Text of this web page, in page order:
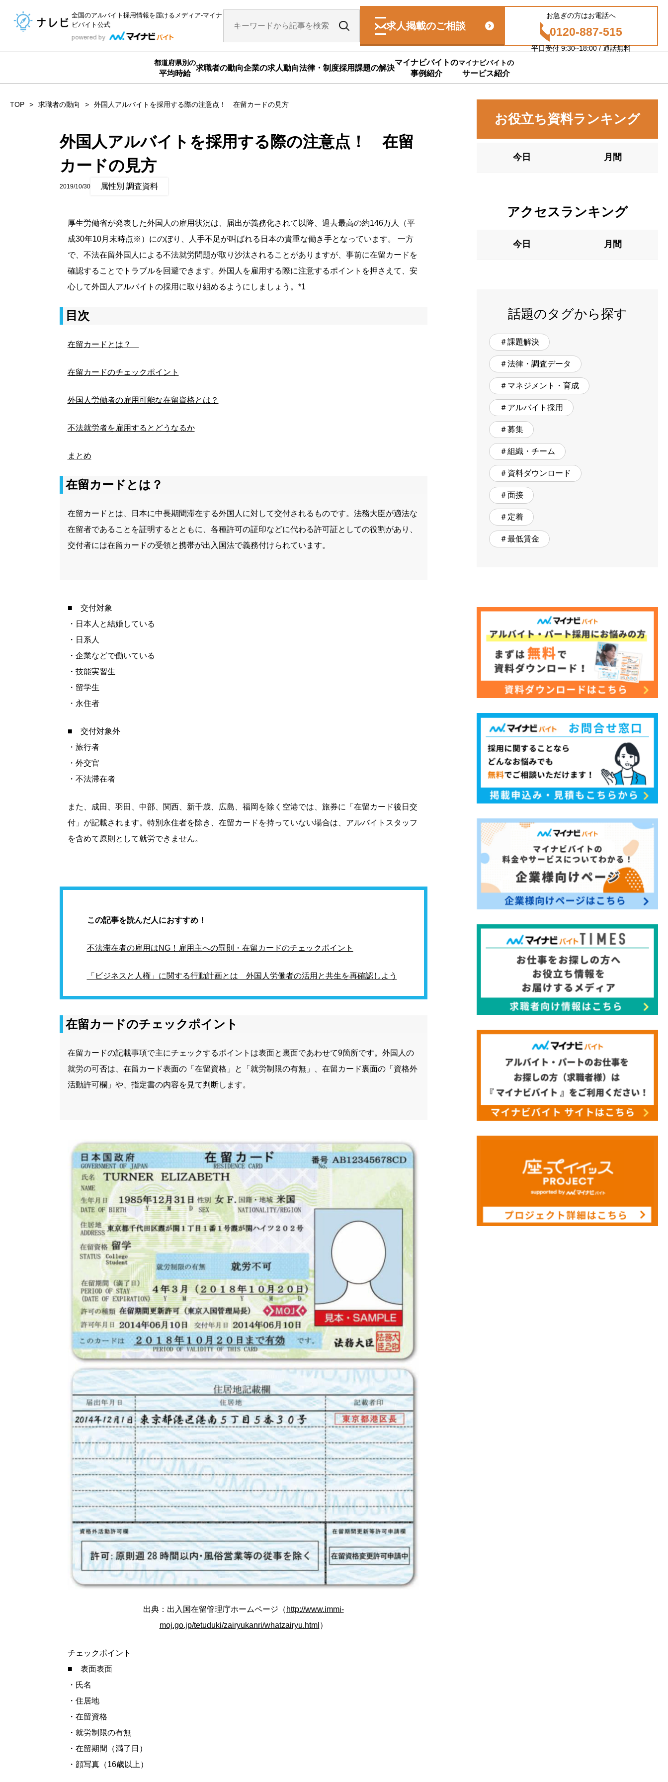
全国のアルバイト採用情報を届ける メディア-マイナ
ビバイト公式
求人掲載のご相談
お急ぎの方はお電話へ
0120-887-515
平日受付 9:30~18:00 / 通話無料
都道府県別の
平均時給
求職者の動向企業の求人動向法律・制度採用課題の解決
マイナビバイトの
事例紹介
マイナビバイトの
サービス紹介
TOP 求職者の動向 外国人アルバイトを採用する際の注意点！ 在留カードの見方
外国人アルバイトを採用する際の注意点！ 在留
カードの見方
2019/10/30 属性別 調査資料
厚生労働省が発表した外国人の雇用状況は、届出が義務化されて以降、過去最高の約146万人（平
成30年10月末時点※）にのぼり、人手不足が叫ばれる日本の貴重な働き手となっています。 一方
で、不法在留外国人による不法就労問題が取り沙汰されることがありますが、事前に在留カードを
確認することでトラブルを回避できます。外国人を雇用する際に注意するポイントを押さえて、安
心して外国人アルバイトの採用に取り組めるようにしましょう。*1
目次
在留カードとは？
在留カードのチェックポイント
外国人労働者の雇用可能な在留資格とは？
不法就労者を雇用するとどうなるか
まとめ
在留カードとは？
在留カードとは、日本に中長期間滞在する外国人に対して交付されるものです。法務大臣が適法な
在留者であることを証明するとともに、各種許可の証印などに代わる許可証としての役割があり、
交付者には在留カードの受領と携帯が出入国法で義務付けられています。
■ 交付対象
・日本人と結婚している
・日系人
・企業などで働いている
・技能実習生
・留学生
・永住者
■ 交付対象外
・旅行者
・外交官
・不法滞在者
また、成田、羽田、中部、関西、新千歳、広島、福岡を除く空港では、旅券に「在留カード後日交
付」が記載されます。特別永住者を除き、在留カードを持っていない場合は、アルバイトスタッフ
を含めて原則として就労できません。
この記事を読んだ人におすすめ！
不法滞在者の雇用はNG！雇用主への罰則・在留カードのチェックポイント
「ビジネスと人権」に関する行動計画とは 外国人労働者の活用と共生を再確認しよう
在留カードのチェックポイント
在留カードの記載事項で主にチェックするポイントは表面と裏面であわせて9箇所です。外国人の
就労の可否は、在留カード表面の「在留資格」と「就労制限の有無」、在留カード裏面の「資格外
活動許可欄」や、指定書の内容を見て判断します。
出典：出入国在留管理庁ホームページ（ http://www.immi-
moj.go.jp/tetuduki/zairyukanri/whatzairyu.html ）
チェックポイント
■ 表面表面
・氏名
・住居地
・在留資格
・就労制限の有無
・在留期間（満了日）
・顔写真（16歳以上）
お役立ち資料ランキング
今日 月間
アクセスランキング
今日 月間
話題のタグから探す
＃課題解決
＃法律・調査データ
＃マネジメント・育成
＃アルバイト採用
＃募集
＃組織・チーム
＃資料ダウンロード
＃面接
＃定着
＃最低賃金